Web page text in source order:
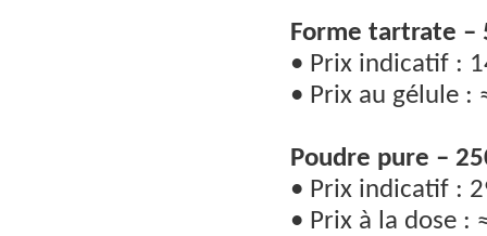
Forme tartrate –
• Prix indicatif :
• Prix au gélule :
Poudre pure –
• Prix indicatif :
• Prix à la dose :